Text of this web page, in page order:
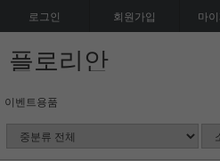
로그인 회원가입 마
플로리안
이벤트용품